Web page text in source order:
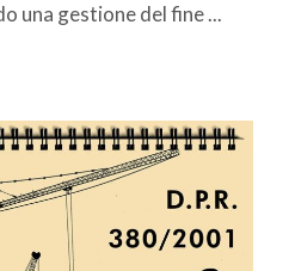
una gestione del fine ...